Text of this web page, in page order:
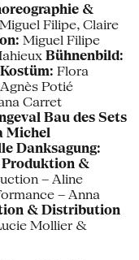
&
Miguel Filipe, Claire
Miguel Filipe
Bühnenbild:
Kostüm: Flora
Agnès Potié
Carret
Bau des Sets
Michel
Danksagung:
&
– Aline
– Anna
& Distribution
Mollier &